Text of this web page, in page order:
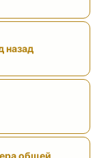
назад
общей